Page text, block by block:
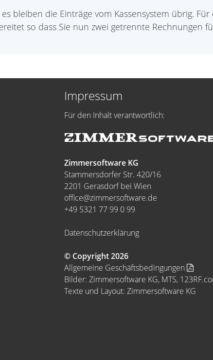
bleiben die Einträge vom Kassensystem übrig.
so dass Sie nun zwei getrennte Rechnungen
Impressum
Für den Inhalt verantwortlich:
Zimmersoftware KG
Stammersdorfer Str. 420/16
2201 Gerasdorf bei Wien
office@zimmersoftware.de
+49 5321 77 99 0 99
Datenschutzerklärung
© Copyright 2026
Allgemeine Geschäftsbedingungen
Bilder: Zimmersoftware KG, MTS,
Texte und Layout: Zimmersoftware KG